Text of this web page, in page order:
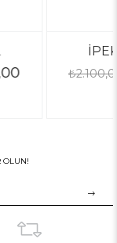
İPEK MENDİL
₺1.785,00
OLUN!